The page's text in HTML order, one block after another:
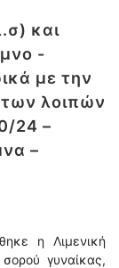
και
-
με την
λοιπών
24 –
–
η Λιμενική
γυναίκας,